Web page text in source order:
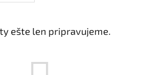
ešte len pripravujeme.